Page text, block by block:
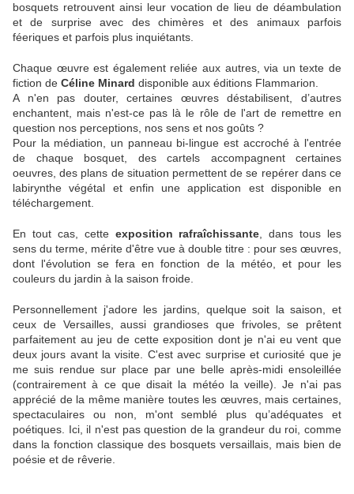
bosquets retrouvent ainsi leur vocation de lieu de déambulation
et de surprise avec des chimères et des animaux parfois
féeriques et parfois plus inquiétants.
Chaque œuvre est également reliée aux autres, via un texte de
fiction de Céline Minard disponible aux éditions Flammarion.
A n'en pas douter, certaines œuvres déstabilisent, d’autres
enchantent, mais n'est-ce pas là le rôle de l'art de remettre en
question nos perceptions, nos sens et nos goûts ?
Pour la médiation, un panneau bi-lingue est accroché à l'entrée
de chaque bosquet, des cartels accompagnent certaines
oeuvres, des plans de situation permettent de se repérer dans ce
labirynthe végétal et enfin une application est disponible en
téléchargement.
En tout cas, cette exposition rafraîchissante , dans tous les
sens du terme, mérite d'être vue à double titre : pour ses œuvres,
dont l'évolution se fera en fonction de la météo, et pour les
couleurs du jardin à la saison froide.
Personnellement j'adore les jardins, quelque soit la saison, et
ceux de Versailles, aussi grandioses que frivoles, se prêtent
parfaitement au jeu de cette exposition dont je n'ai eu vent que
deux jours avant la visite. C'est avec surprise et curiosité que je
me suis rendue sur place par une belle après-midi ensoleillée
(contrairement à ce que disait la météo la veille). Je n'ai pas
apprécié de la même manière toutes les œuvres, mais certaines,
spectaculaires ou non, m'ont semblé plus qu’adéquates et
poétiques. Ici, il n'est pas question de la grandeur du roi, comme
dans la fonction classique des bosquets versaillais, mais bien de
poésie et de rêverie.